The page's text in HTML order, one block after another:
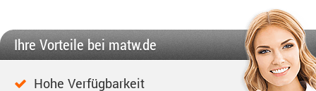
Ihre Vorteile bei matw.de
Hohe Verfügbarkeit